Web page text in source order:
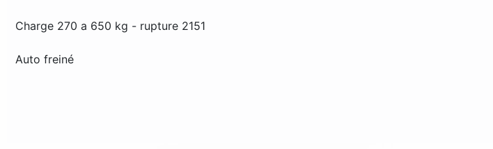
Charge 270 a 650 kg - rupture 2151
Auto freiné